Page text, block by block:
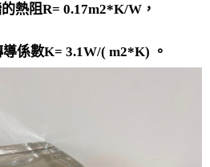
熱阻R= 0.17m2*K/W，
係數K= 3.1W/( m2*K) 。